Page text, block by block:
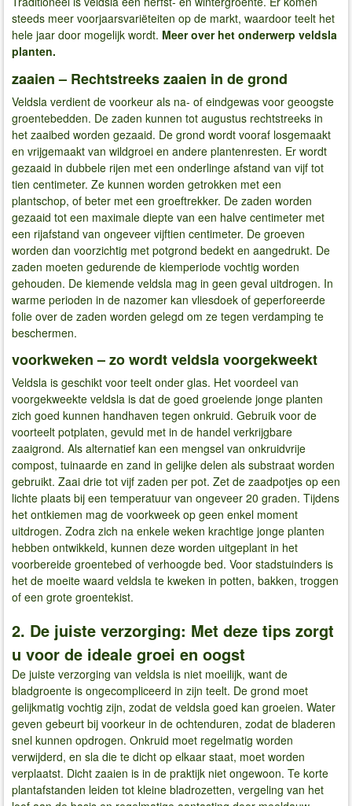
steeds meer voorjaarsvariëteiten op de markt, waardoor teelt het
hele jaar door mogelijk wordt. Meer over het onderwerp veldsla
planten.
zaaien – Rechtstreeks zaaien in de grond
Veldsla verdient de voorkeur als na- of eindgewas voor geoogste
groentebedden. De zaden kunnen tot augustus rechtstreeks in
het zaaibed worden gezaaid. De grond wordt vooraf losgemaakt
en vrijgemaakt van wildgroei en andere plantenresten. Er wordt
gezaaid in dubbele rijen met een onderlinge afstand van vijf tot
tien centimeter. Ze kunnen worden getrokken met een
plantschop, of beter met een groeftrekker. De zaden worden
gezaaid tot een maximale diepte van een halve centimeter met
een rijafstand van ongeveer vijftien centimeter. De groeven
worden dan voorzichtig met potgrond bedekt en aangedrukt. De
zaden moeten gedurende de kiemperiode vochtig worden
gehouden. De kiemende veldsla mag in geen geval uitdrogen. In
warme perioden in de nazomer kan vliesdoek of geperforeerde
folie over de zaden worden gelegd om ze tegen verdamping te
beschermen.
voorkweken – zo wordt veldsla voorgekweekt
Veldsla is geschikt voor teelt onder glas. Het voordeel van
voorgekweekte veldsla is dat de goed groeiende jonge planten
zich goed kunnen handhaven tegen onkruid. Gebruik voor de
voorteelt potplaten, gevuld met in de handel verkrijgbare
zaaigrond. Als alternatief kan een mengsel van onkruidvrije
compost, tuinaarde en zand in gelijke delen als substraat worden
gebruikt. Zaai drie tot vijf zaden per pot. Zet de zaadpotjes op een
lichte plaats bij een temperatuur van ongeveer 20 graden. Tijdens
het ontkiemen mag de voorkweek op geen enkel moment
uitdrogen. Zodra zich na enkele weken krachtige jonge planten
hebben ontwikkeld, kunnen deze worden uitgeplant in het
voorbereide groentebed of verhoogde bed. Voor stadstuinders is
het de moeite waard veldsla te kweken in potten, bakken, troggen
of een grote groentekist.
2. De juiste verzorging: Met deze tips zorgt
u voor de ideale groei en oogst
De juiste verzorging van veldsla is niet moeilijk, want de
bladgroente is ongecompliceerd in zijn teelt. De grond moet
gelijkmatig vochtig zijn, zodat de veldsla goed kan groeien. Water
geven gebeurt bij voorkeur in de ochtenduren, zodat de bladeren
snel kunnen opdrogen. Onkruid moet regelmatig worden
verwijderd, en sla die te dicht op elkaar staat, moet worden
verplaatst. Dicht zaaien is in de praktijk niet ongewoon. Te korte
plantafstanden leiden tot kleine bladrozetten, vergeling van het